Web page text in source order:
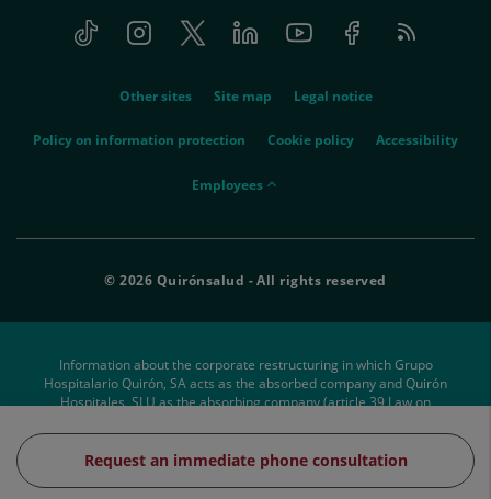
Tiktok InstagramTwitter LinkedinYoutube FacebookFeed
RSS
Other sites Site map Legal notice
Policy on information protection Cookie policy Accessibility
empleados
Employees
© 2026 Quirónsalud - All rights reserved
Information about the corporate restructuring in which Grupo
Hospitalario Quirón, SA acts as the absorbed company and Quirón
Hospitales, SLU as the absorbing company (article 39 Law on
Request an immediate phone consultation